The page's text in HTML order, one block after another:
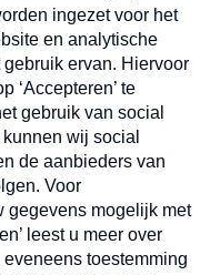
Verzend